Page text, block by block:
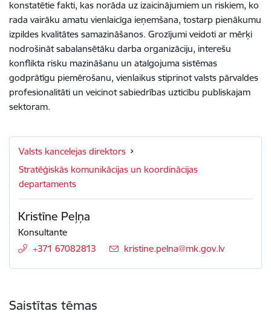
konstatētie fakti, kas norāda uz izaicinājumiem un riskiem, ko
rada vairāku amatu vienlaicīga ieņemšana, tostarp pienākumu
izpildes kvalitātes samazināšanos. Grozījumi veidoti ar mērķi
nodrošināt sabalansētāku darba organizāciju, interešu
konflikta risku mazināšanu un atalgojuma sistēmas
godprātīgu piemērošanu, vienlaikus stiprinot valsts pārvaldes
profesionalitāti un veicinot sabiedrības uzticību publiskajam
sektoram.
Valsts kancelejas direktors
Stratēģiskās komunikācijas un koordinācijas
departaments
Kristīne Peļņa
Konsultante
+371 67082813
E-pasts:
kristine.pelna@mk.gov.lv
Saistītas tēmas